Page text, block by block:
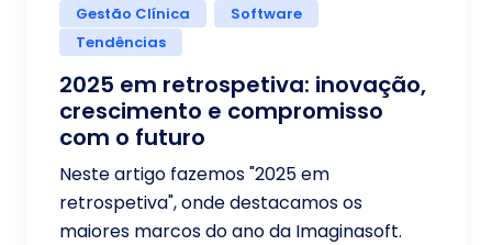
Gestão Clínica
Software
Tendências
2025 em retrospetiva: inovação,
crescimento e compromisso
com o futuro
Neste artigo fazemos "2025 em
retrospetiva", onde destacamos os
maiores marcos do ano da Imaginasoft.